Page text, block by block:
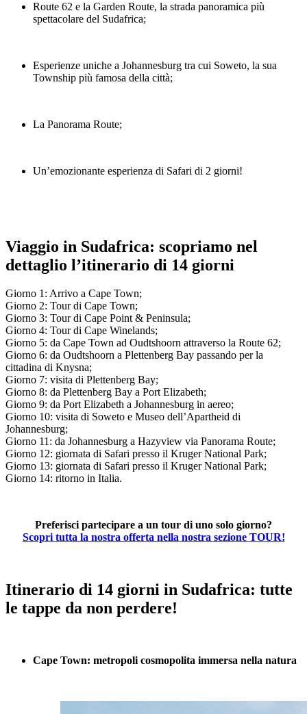
Route 62 e la Garden Route, la strada panoramica più
spettacolare del Sudafrica;
Esperienze uniche a Johannesburg tra cui Soweto, la sua
Township più famosa della città;
La Panorama Route;
Un’emozionante esperienza di Safari di 2 giorni!
Viaggio in Sudafrica: scopriamo nel
dettaglio l’itinerario di 14 giorni
Giorno 1: Arrivo a Cape Town;
Giorno 2: Tour di Cape Town;
Giorno 3: Tour di Cape Point & Peninsula;
Giorno 4: Tour di Cape Winelands;
Giorno 5: da Cape Town ad Oudtshoorn attraverso la Route 62;
Giorno 6: da Oudtshoorn a Plettenberg Bay passando per la
cittadina di Knysna;
Giorno 7: visita di Plettenberg Bay;
Giorno 8: da Plettenberg Bay a Port Elizabeth;
Giorno 9: da Port Elizabeth a Johannesburg in aereo;
Giorno 10: visita di Soweto e Museo dell’Apartheid di
Johannesburg;
Giorno 11: da Johannesburg a Hazyview via Panorama Route;
Giorno 12: giornata di Safari presso il Kruger National Park;
Giorno 13: giornata di Safari presso il Kruger National Park;
Giorno 14: ritorno in Italia.
Preferisci partecipare a un tour di uno solo giorno?
Scopri tutta la nostra offerta nella nostra sezione TOUR!
Itinerario di 14 giorni in Sudafrica: tutte
le tappe da non perdere!
Cape Town: metropoli cosmopolita immersa nella natura